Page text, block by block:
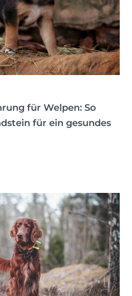
für Welpen: So
für ein gesundes